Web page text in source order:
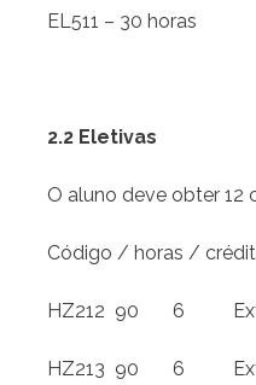
EL511 – 30 horas
2.2 Eletivas
O aluno deve obter 12
Código / horas /
HZ212 90 6
HZ213 90 6